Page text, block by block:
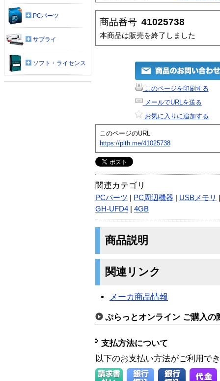
商品番号 41025738
本商品は販売を終了しました
このページを印刷する
メールでURLを送る
お気に入りに追加する
このページのURL
https://plth.me/41025738
関連カテゴリ
PCパーツ PC周辺機器 USBメモリ
GH-UFD4
4GB
商品説明
関連リンク
メーカ商品情報
ぷらっとオンライン ご購入の
支払方法について
以下のお支払い方法がご利用で
PCパーツ
サプライ
ソフト・ライセンス